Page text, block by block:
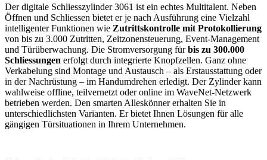
Der digitale Schliesszylinder 3061 ist ein echtes Multitalent. Neben
Öffnen und Schliessen bietet er je nach Ausführung eine Vielzahl
intelligenter Funktionen wie Zutrittskontrolle mit Protokollierung
von bis zu 3.000 Zutritten, Zeitzonensteuerung, Event-Management
und Türüberwachung. Die Stromversorgung fürbis zu 300.000
Schliessungen erfolgt durch integrierte Knopfzellen. Ganz ohne
Verkabelung sind Montage und Austausch – als Erstausstattung oder
in der Nachrüstung – im Handumdrehen erledigt. Der Zylinder kann
wahlweise offline, teilvernetzt oder online im WaveNet-Netzwerk
betrieben werden. Den smarten Alleskönner erhalten Sie in
unterschiedlichsten Varianten. Er bietet Ihnen Lösungen für alle
gängigen Türsituationen in Ihrem Unternehmen.